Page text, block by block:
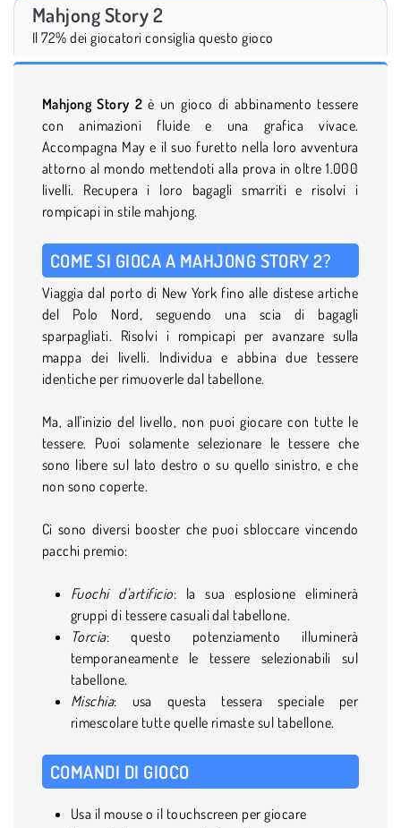
Mahjong Story 2
Il 72% dei giocatori consiglia questo gioco
Mahjong Story 2 è un gioco di abbinamento tessere
con animazioni fluide e una grafica vivace.
Accompagna May e il suo furetto nella loro avventura
attorno al mondo mettendoti alla prova in oltre 1.000
livelli. Recupera i loro bagagli smarriti e risolvi i
rompicapi in stile mahjong.
COME SI GIOCA A MAHJONG STORY 2?
Viaggia dal porto di New York fino alle distese artiche
del Polo Nord, seguendo una scia di bagagli
sparpagliati. Risolvi i rompicapi per avanzare sulla
mappa dei livelli. Individua e abbina due tessere
identiche per rimuoverle dal tabellone.
Ma, all'inizio del livello, non puoi giocare con tutte le
tessere. Puoi solamente selezionare le tessere che
sono libere sul lato destro o su quello sinistro, e che
non sono coperte.
Ci sono diversi booster che puoi sbloccare vincendo
pacchi premio:
Fuochi d'artificio: la sua esplosione eliminerà
gruppi di tessere casuali dal tabellone.
Torcia: questo potenziamento illuminerà
temporaneamente le tessere selezionabili sul
tabellone.
Mischia: usa questa tessera speciale per
rimescolare tutte quelle rimaste sul tabellone.
COMANDI DI GIOCO
Usa il mouse o il touchscreen per giocare